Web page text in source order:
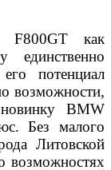
F800GT как
единственно
потенциал
возможности,
BMW
Без малого
Литовской
возможностях